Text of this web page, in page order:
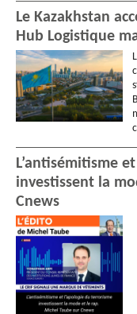
Le Kazakhstan
Hub Logistique
L’antisémitisme
investissent la
Cnews